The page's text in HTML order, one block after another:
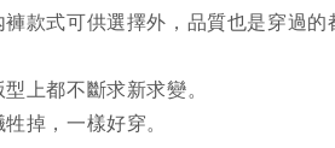
款式可供選擇外，品質也是穿過的
上都不斷求新求變。
掉，一樣好穿。